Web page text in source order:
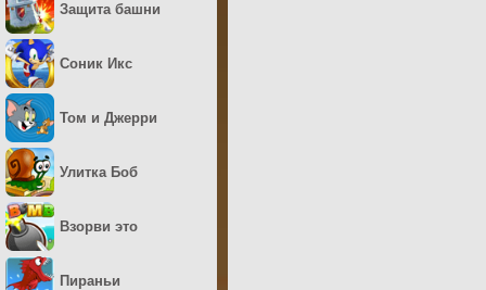
Защита башни
Соник Икс
Том и Джерри
Улитка Боб
Взорви это
Пираньи